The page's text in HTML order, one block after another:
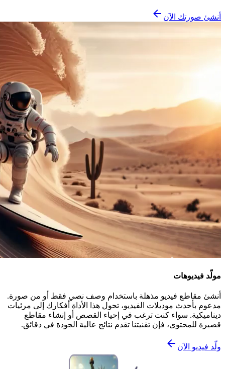
أنشئ صورتك الآن
مولّد فيديوهات
أنشئ مقاطع فيديو مذهلة باستخدام وصف نصي فقط أو من صورة.
مدعوم بأحدث موديلات الفيديو، تحول هذا الأداة أفكارك إلى مرئيات
ديناميكية. سواء كنت ترغب في إحياء القصص أو إنشاء مقاطع
قصيرة للمحتوى، فإن تقنيتنا تقدم نتائج عالية الجودة في دقائق.
ولّد فيديو الآن